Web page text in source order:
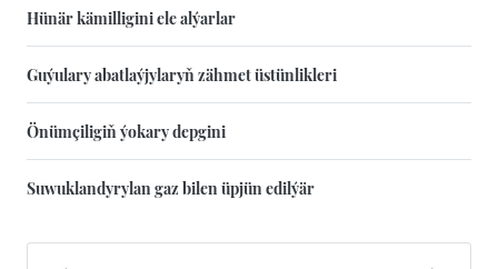
Hünär kämilligini ele alýarlar
Guýulary abatlaýjylaryň zähmet üstünlikleri
Önümçiligiň ýokary depgini
Suwuklandyrylan gaz bilen üpjün edilýär